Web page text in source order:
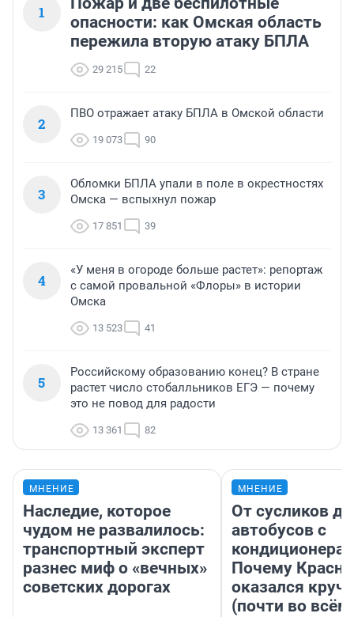
1
опасности: как Омская область
пережила вторую атаку БПЛА
29 215 22
2
ПВО отражает атаку БПЛА в Омской области
19 073 90
3
Обломки БПЛА упали в поле в окрестностях
Омска — вспыхнул пожар
17 851 39
4
«У меня в огороде больше растет»: репортаж
с самой провальной «Флоры» в истории
Омска
13 523 41
5
Российскому образованию конец? В стране
растет число стобалльников ЕГЭ — почему
это не повод для радости
13 361 82
МНЕНИЕ
Наследие, которое
чудом не развалилось:
транспортный эксперт
разнес миф о «вечных»
советских дорогах
МНЕНИЕ
От сусликов до
автобусов с
Почему
оказался
(почти во